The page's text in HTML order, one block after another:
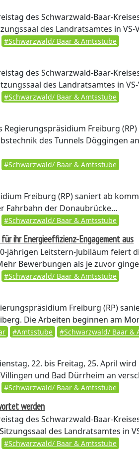
des Schwarzwald-Baar-
des Landratsamtes in VS-
#Schwarzwald/ Baar & Amtsstube
des Schwarzwald-Baar-
des Landratsamtes in VS-
#Schwarzwald/ Baar & Amtsstube
Regierungspräsidium Freiburg
des Tunnels Döggingen
#Schwarzwald/ Baar & Amtsstube
Freiburg (RP) saniert ab
Fahrbahn der Donaubrücke...
#Schwarzwald/ Baar & Amtsstube
ihr Energieeffizienz-Engagement aus
jährigen Leitstern-Jubiläum feiert
Bewerbungen als je zuvor
#Schwarzwald/ Baar & Amtsstube
Freiburg (RP)
Die Arbeiten beginnen am
#Amtsstube
#Schwarzwald/ Baar &
22. bis Freitag, 25. April
und Bad Dürrheim an
#Schwarzwald/ Baar & Amtsstube
werden
des Schwarzwald-Baar-
des Landratsamtes in
#Schwarzwald/ Baar & Amtsstube